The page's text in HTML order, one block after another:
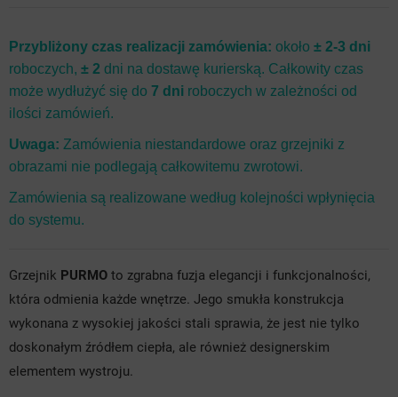
Przybliżony czas realizacji zamówienia: około ± 2-3 dni
roboczych, ± 2 dni na dostawę kurierską. Całkowity czas
może wydłużyć się do 7 dni roboczych w zależności od
ilości zamówień.
Uwaga: Zamówienia niestandardowe oraz grzejniki z
obrazami nie podlegają całkowitemu zwrotowi.
Zamówienia są realizowane według kolejności wpłynięcia
do systemu.
Grzejnik PURMO to zgrabna fuzja elegancji i funkcjonalności,
która odmienia każde wnętrze. Jego smukła konstrukcja
wykonana z wysokiej jakości stali sprawia, że jest nie tylko
doskonałym źródłem ciepła, ale również designerskim
elementem wystroju.